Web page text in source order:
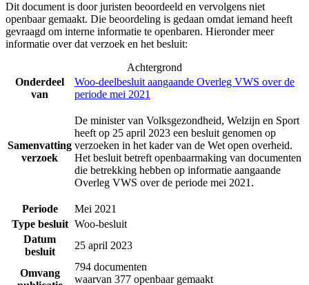
Dit document is door juristen beoordeeld en vervolgens niet
openbaar gemaakt. Die beoordeling is gedaan omdat iemand heeft
gevraagd om interne informatie te openbaren. Hieronder meer
informatie over dat verzoek en het besluit:
Achtergrond
Onderdeel
van
Woo-deelbesluit aangaande Overleg VWS over de
periode mei 2021
Samenvatting
verzoek
De minister van Volksgezondheid, Welzijn en Sport
heeft op 25 april 2023 een besluit genomen op
verzoeken in het kader van de Wet open overheid.
Het besluit betreft openbaarmaking van documenten
die betrekking hebben op informatie aangaande
Overleg VWS over de periode mei 2021.
Periode
Mei 2021
Type besluit Woo-besluit
Datum
besluit
25 april 2023
Omvang
794 documenten
waarvan 377 openbaar gemaakt